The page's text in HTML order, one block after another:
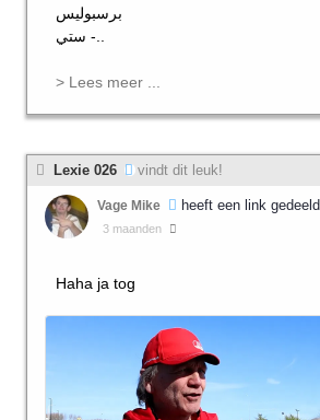
برسبوليس
ستي -..
> Lees meer ...
Lexie 026 vindt dit leuk!
Vage Mike heeft een link gedeeld.
3 maanden
Haha ja tog